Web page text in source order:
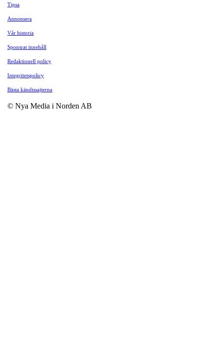
Tipsa
Annonsera
Vår historia
Sponsrat innehåll
Redaktionell policy
Integritetspolicy
Bästa kändissajterna
© Nya Media i Norden AB